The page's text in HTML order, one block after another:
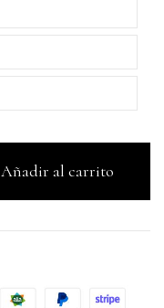
Añadir al carrito